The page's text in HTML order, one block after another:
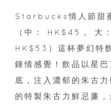
Starbucks情人節甜
（中： HK$45， 大
HK$53）這杯夢幻特
鍾情感覺！飲品以星
底，注入濃郁的朱古
的特製朱古力鮮忌廉